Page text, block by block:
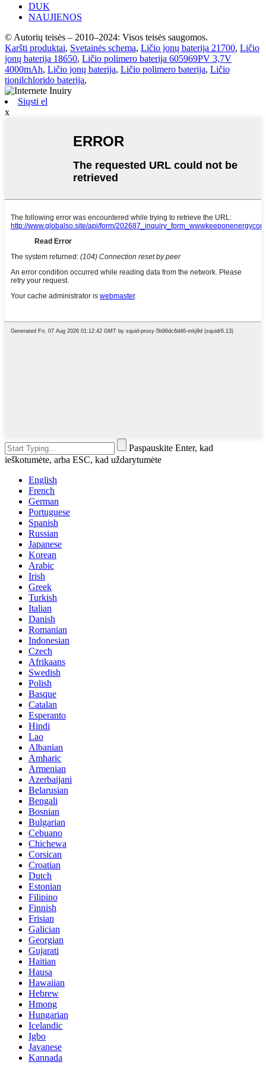
DUK
NAUJIENOS
© Autorių teisės – 2010–2024: Visos teisės saugomos.
Karšti produktai, Svetainės schema, Ličio jonų baterija 21700, Ličio
jonų baterija 18650, Ličio polimero baterija 605969PV 3,7V
4000mAh, Ličio jonų baterija, Ličio polimero baterija, Ličio
tionilchlorido baterija,
Siųsti el
x
Paspauskite Enter, kad
ieškotumėte, arba ESC, kad uždarytumėte
English
French
German
Portuguese
Spanish
Russian
Japanese
Korean
Arabic
Irish
Greek
Turkish
Italian
Danish
Romanian
Indonesian
Czech
Afrikaans
Swedish
Polish
Basque
Catalan
Esperanto
Hindi
Lao
Albanian
Amharic
Armenian
Azerbaijani
Belarusian
Bengali
Bosnian
Bulgarian
Cebuano
Chichewa
Corsican
Croatian
Dutch
Estonian
Filipino
Finnish
Frisian
Galician
Georgian
Gujarati
Haitian
Hausa
Hawaiian
Hebrew
Hmong
Hungarian
Icelandic
Igbo
Javanese
Kannada